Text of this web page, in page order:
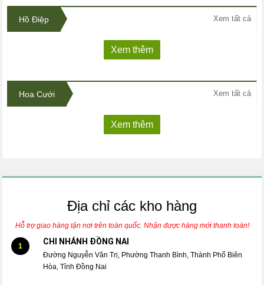
Hồ Điệp Xem tất cả
Xem thêm
Hoa Cưới Xem tất cả
Xem thêm
Địa chỉ các kho hàng
Hỗ trợ giao hàng tận nơi trên toàn quốc. Nhận được hàng mới thanh toán!
1 CHI NHÁNH ĐỒNG NAI
Đường Nguyễn Văn Trị, Phường Thanh Bình, Thành Phố Biên
Hòa, Tỉnh Đồng Nai